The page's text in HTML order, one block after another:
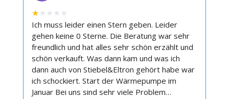
★★ ★ ★ ★
Ich muss leider einen Stern geben. Leider
gehen keine 0 Sterne. Die Beratung war sehr
freundlich und hat alles sehr schön erzählt und
schön verkauft. Was dann kam und was ich
dann auch von Stiebel&Eltron gehört habe war
ich schockiert. Start der Wärmepumpe im
Januar Bei uns sind sehr viele Problem…